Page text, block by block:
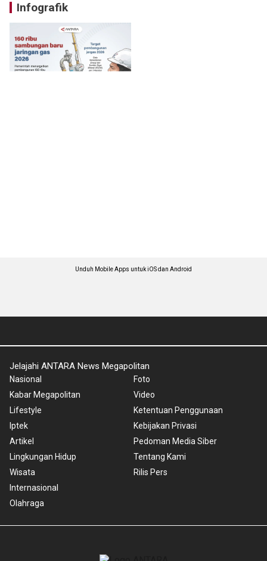
Infografik
Unduh Mobile Apps untuk iOS dan Android
Jelajahi ANTARA News Megapolitan
Nasional
Kabar Megapolitan
Lifestyle
Iptek
Artikel
Lingkungan Hidup
Wisata
Internasional
Olahraga
Foto
Video
Ketentuan Penggunaan
Kebijakan Privasi
Pedoman Media Siber
Tentang Kami
Rilis Pers